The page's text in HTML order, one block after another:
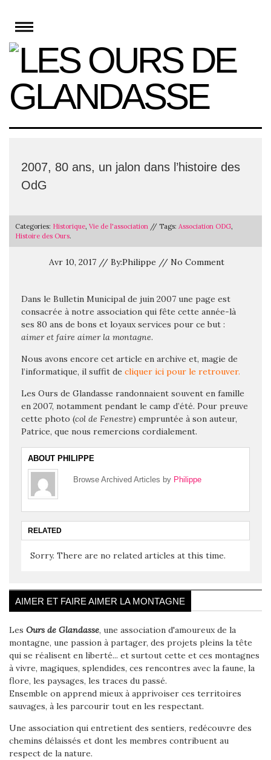
content
2007, 80 ans, un jalon dans l’histoire des
OdG
Categories: Historique, Vie de l'association // Tags: Association ODG,
Histoire des Ours.
Avr 10, 2017 // By:Philippe // No Comment
Dans le Bulletin Municipal de juin 2007 une page est
consacrée à notre association qui fête cette année-là
ses 80 ans de bons et loyaux services pour ce but :
aimer et faire aimer la montagne.
Nous avons encore cet article en archive et, magie de
l’informatique, il suffit de cliquer ici pour le retrouver.
Les Ours de Glandasse randonnaient souvent en famille
en 2007, notamment pendant le camp d’été. Pour preuve
cette photo (col de Fenestre) empruntée à son auteur,
Patrice, que nous remercions cordialement.
ABOUT PHILIPPE
Browse Archived Articles by Philippe
RELATED
Sorry. There are no related articles at this time.
AIMER ET FAIRE AIMER LA MONTAGNE
Les Ours de Glandasse, une association d'amoureux de la
montagne, une passion à partager, des projets pleins la tête
qui se réalisent en liberté... et surtout cette et ces montagnes
à vivre, magiques, splendides, ces rencontres avec la faune, la
flore, les paysages, les traces du passé.
Ensemble on apprend mieux à apprivoiser ces territoires
sauvages, à les parcourir tout en les respectant.
Une association qui entretient des sentiers, redécouvre des
chemins délaissés et dont les membres contribuent au
respect de la nature.